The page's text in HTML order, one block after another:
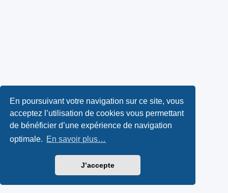
En poursuivant votre navigation sur ce site, vous
acceptez l’utilisation de cookies vous permettant
de bénéficier d’une expérience de navigation
optimale. En savoir plus…
J’accepte